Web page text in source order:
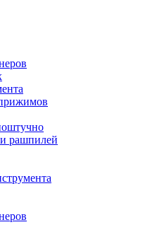
рашпилей